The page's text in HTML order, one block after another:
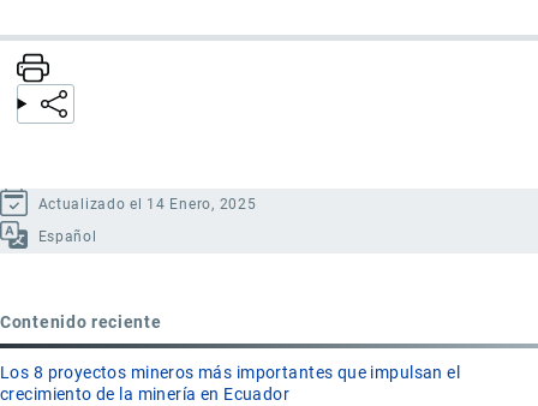
Actualizado el 14 Enero, 2025
Español
Contenido reciente
Los 8 proyectos mineros más importantes que impulsan el
crecimiento de la minería en Ecuador